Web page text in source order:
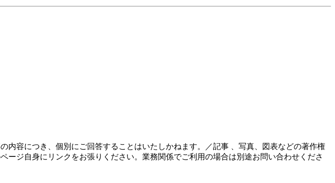
容につき、個別にご回答することはいたしかねます。／記事 、写真、図表などの著作権
ジ自身にリンクをお張りください。業務関係でご利用の場合は別途お問い合わせくださ